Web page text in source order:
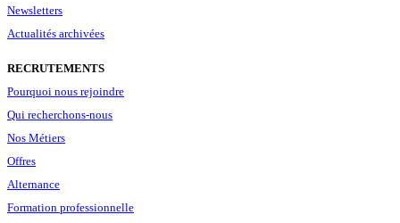
Newsletters
Actualités archivées
RECRUTEMENTS
Pourquoi nous rejoindre
Qui recherchons-nous
Nos Métiers
Offres
Alternance
Formation professionnelle